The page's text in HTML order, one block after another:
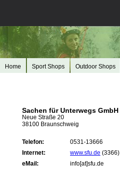
Home Sport Shops Outdoor Shops
Sachen für Unterwegs GmbH
Neue Straße 20
38100 Braunschweig
Telefon:
0531-13666
Internet:
www.sfu.de (3366)
eMail:
info[at]sfu.de